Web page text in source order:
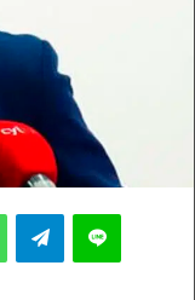
WhatsAppTelegramLine